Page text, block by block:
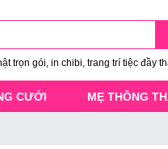
trọn gói, in chibi, trang trí tiệc đầy
CƯỚI MẸ THÔNG